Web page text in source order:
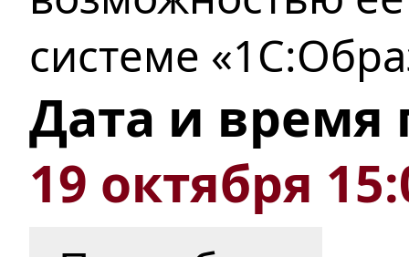
системе
Дата и время
19 октября